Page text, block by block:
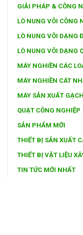
GIẢI PHÁP & CÔNG
LÒ NUNG VÔI CÔNG
LÒ NUNG VÔI DẠNG
LÒ NUNG VÔI DẠNG
MÁY NGHIỀN CÁC
MÁY NGHIỀN CÁT
MÁY SẢN XUẤT
QUẠT CÔNG NGHIỆP
SẢN PHẨM MỚI
THIẾT BỊ SẢN XUẤT
THIẾT BỊ VẬT LIỆU
TIN TỨC MỚI NHẤT